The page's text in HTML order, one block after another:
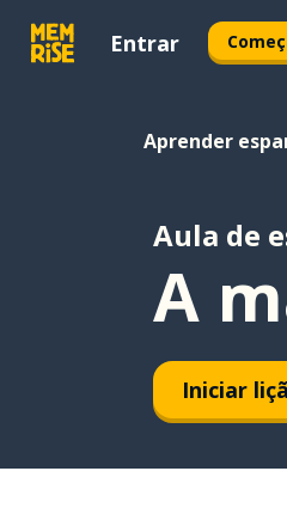
Entrar
Aprender
Aula de
A
Iniciar